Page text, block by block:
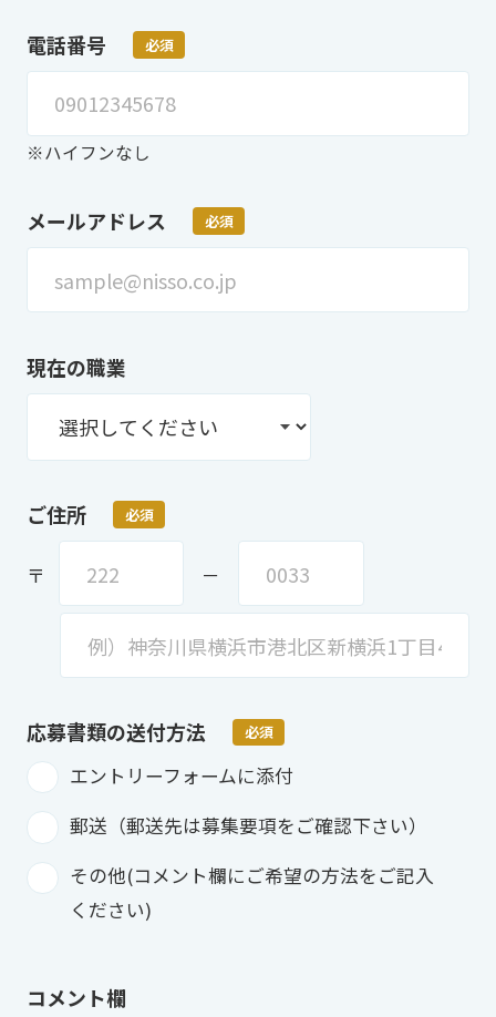
電話番号 必須
※ハイフンなし
メールアドレス 必須
現在の職業
ご住所 必須
〒 －
応募書類の送付方法 必須
エントリーフォームに添付
郵送（郵送先は募集要項をご確認下さい）
その他(コメント欄にご希望の方法をご記入
ください)
コメント欄